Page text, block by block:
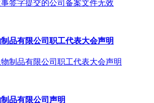
品有限公司职工代表大会声明
品有限公司声明